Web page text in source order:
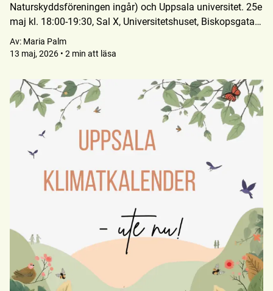
Naturskyddsföreningen ingår) och Uppsala universitet. 25e
maj kl. 18:00-19:30, Sal X, Universitetshuset, Biskopsgatan
3, Uppsala.
Av: Maria Palm
13 maj, 2026 • 2 min att läsa